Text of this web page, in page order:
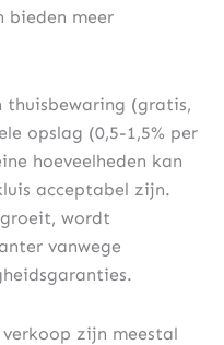
bieden meer
thuisbewaring (gratis,
opslag (0,5-1,5% per
hoeveelheden kan
acceptabel zijn.
wordt
vanwege
zijn meestal